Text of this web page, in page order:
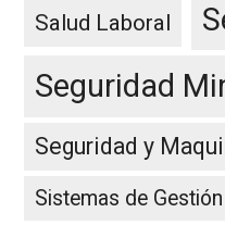
Salud Laboral
Seguridad
Seguridad y
Sistemas de Gestión